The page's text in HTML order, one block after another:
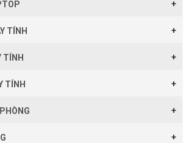
TÍNH
TÍNH
TÍNH